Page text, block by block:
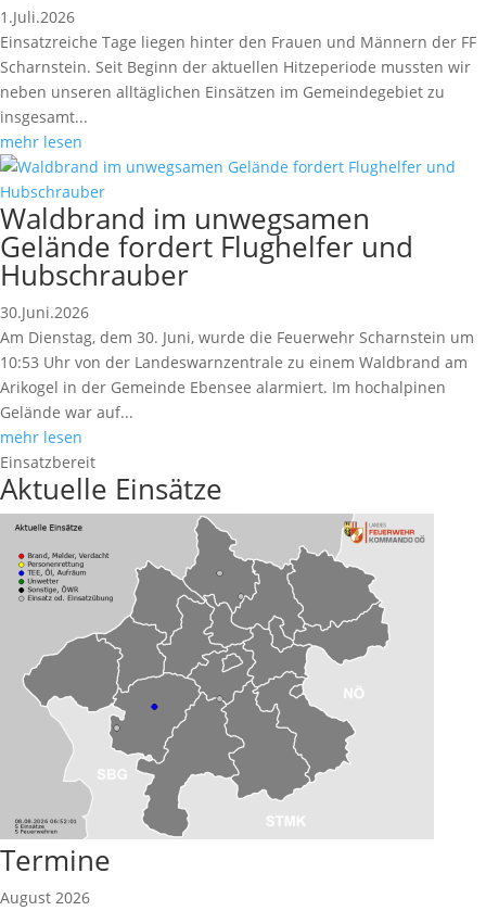
1.Juli.2026
Einsatzreiche Tage liegen hinter den Frauen und Männern der FF
Scharnstein. Seit Beginn der aktuellen Hitzeperiode mussten wir
neben unseren alltäglichen Einsätzen im Gemeindegebiet zu
insgesamt...
mehr lesen
Waldbrand im unwegsamen
Gelände fordert Flughelfer und
Hubschrauber
30.Juni.2026
Am Dienstag, dem 30. Juni, wurde die Feuerwehr Scharnstein um
10:53 Uhr von der Landeswarnzentrale zu einem Waldbrand am
Arikogel in der Gemeinde Ebensee alarmiert. Im hochalpinen
Gelände war auf...
mehr lesen
Einsatzbereit
Aktuelle Einsätze
Termine
August 2026